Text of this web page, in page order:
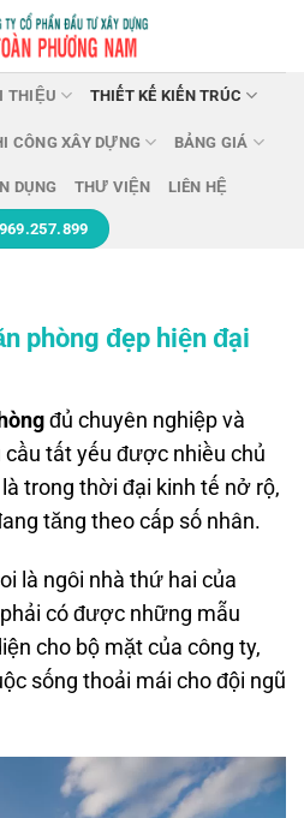
THIỆU THIẾT KẾ KIẾN TRÚC
CÔNG XÂY DỰNG BẢNG GIÁ
DỤNG THƯ VIỆN LIÊN HỆ
phòng đẹp hiện đại
đủ chuyên nghiệp và
tất yếu được nhiều chủ
trong thời đại kinh tế nở rộ,
tăng theo cấp số nhân.
là ngôi nhà thứ hai của
có được những mẫu
cho bộ mặt của công ty,
sống thoải mái cho đội ngũ